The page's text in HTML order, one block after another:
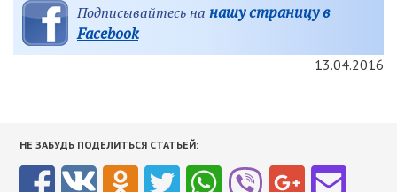
Подписывайтесь на нашу страницу в
Facebook
13.04.2016
НЕ ЗАБУДЬ ПОДЕЛИТЬСЯ СТАТЬЕЙ: